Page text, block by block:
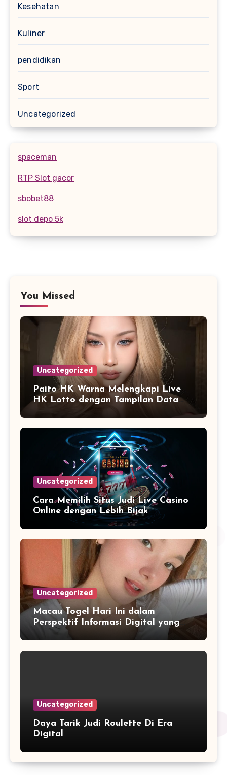
Kesehatan
Kuliner
pendidikan
Sport
Uncategorized
spaceman
RTP Slot gacor
sbobet88
slot depo 5k
You Missed
Uncategorized
Paito HK Warna Melengkapi Live
HK Lotto dengan Tampilan Data
yang Lebih Informatif
Uncategorized
Cara Memilih Situs Judi Live Casino
Online dengan Lebih Bijak
Uncategorized
Macau Togel Hari Ini dalam
Perspektif Informasi Digital yang
Dinamis
Uncategorized
Daya Tarik Judi Roulette Di Era
Digital